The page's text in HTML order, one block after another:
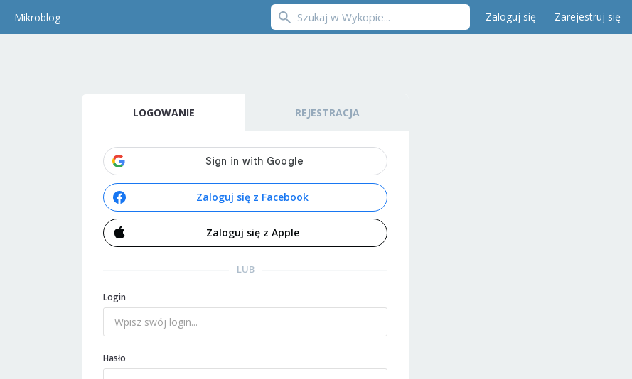
Mikroblog Zaloguj się Zarejestruj się
LOGOWANIE REJESTRACJA
Zaloguj się z Facebook
Zaloguj się z Apple
LUB
Login
Hasło